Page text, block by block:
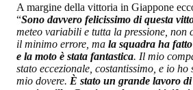
A margine della vittoria in Giappone
“Sono davvero felicissimo di questa
meteo variabili e tutta la pressione, non
il minimo errore, ma la squadra ha
e la moto è stata fantastica. Il mio
stato eccezionale, costantissimo, e io ho
mio dovere. È stato un grande lavoro